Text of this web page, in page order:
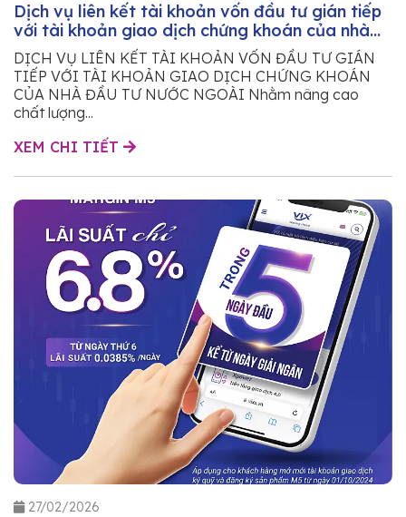
Dịch vụ liên kết tài khoản vốn đầu tư gián tiếp
với tài khoản giao dịch chứng khoán của nhà
đầu tư nước ngoài
DỊCH VỤ LIÊN KẾT TÀI KHOẢN VỐN ĐẦU TƯ GIÁN
TIẾP VỚI TÀI KHOẢN GIAO DỊCH CHỨNG KHOÁN
CỦA NHÀ ĐẦU TƯ NƯỚC NGOÀI Nhằm nâng cao
chất lượng...
XEM CHI TIẾT
27/02/2026